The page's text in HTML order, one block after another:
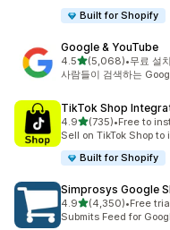
Built for Shopify
Google & YouTube
4.5별 5개 중
(5,068)
총 리뷰 5068개
•무료 설치
사람들이 검색하는
TikTok Shop
4.9별 5개 중
(735)
총 리뷰 735개
•Free to
Sell on TikTok Shop
Built for Shopify
Simprosys Google
4.9별 5개 중
(4,350)
총 리뷰 4350개
•Free
Submits Feed for